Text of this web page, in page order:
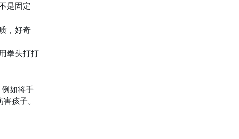
是固定
，好奇
拳头打打
如将手
孩子。